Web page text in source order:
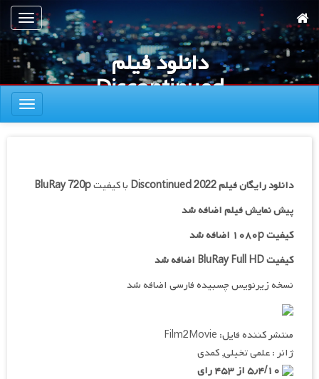
به
محتوای
اصلی
ناوبری
دانلود فیلم
Discontinued
2022
ناوبری
دانلود رایگان فیلمDiscontinued 2022 با کیفیتBluRay 720p
پیش نمایش فیلم اضافه شد
کیفیت ۱۰۸۰p اضافه شد
کیفیت BluRay Full HD اضافه شد
نسخه زیرنویس چسبیده فارسی اضافه شد
منتشر کننده فایل: Film2Movie
ژانر : علمی تخیلی, کمدی